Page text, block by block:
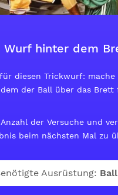
Wurf hinter dem
diesen Trickwurf: mache
der Ball über das Brett
der Versuche und
beim nächsten Mal zu
Ausrüstung: Ball